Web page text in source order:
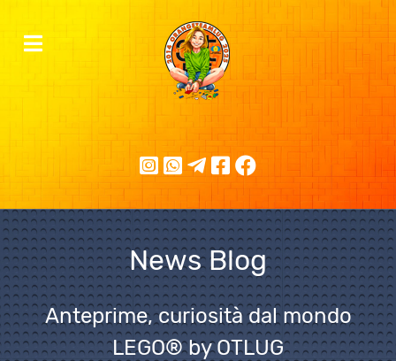
News Blog
Anteprime, curiosità dal mondo
LEGO® by OTLUG